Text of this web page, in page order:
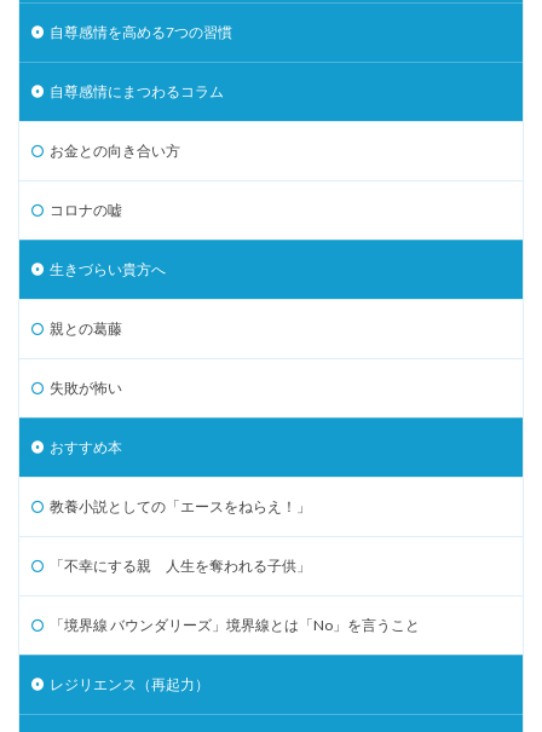
自尊感情を高める7つの習慣
自尊感情にまつわるコラム
お金との向き合い方
コロナの嘘
生きづらい貴方へ
親との葛藤
失敗が怖い
おすすめ本
教養小説としての「エースをねらえ！」
「不幸にする親 人生を奪われる子供」
「境界線 バウンダリーズ」境界線とは「No」を言うこと
レジリエンス（再起力）